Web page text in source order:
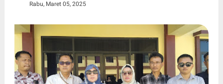
Rabu, Maret 05, 2025